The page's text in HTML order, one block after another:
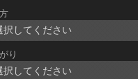
り